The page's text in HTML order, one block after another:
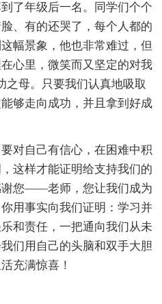
了年级后一名。同学们个个
、有的还哭了，每个人都的
幅景象，他也非常难过，但
心里，微笑而又坚定的对我
之母。只要我们认真地吸取
够走向成功，并且拿到好成
自己有信心，在困难中积
这样才能证明给支持我们的
谢您——老师，您让我们成为
用事实向我们证明：学习并
和责任，一把通向我们从未
们用自己的头脑和双手大胆
充满惊喜！